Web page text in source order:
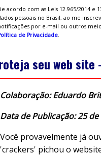
acordo com as Leis 12.965/2014
pessoais no Brasil, ao me
por e-mail ou outros
de Privacidade.
seu web site
Colaboração: Eduardo
Data de Publicação: 25
Você provavelmente já
'crackers' pichou o